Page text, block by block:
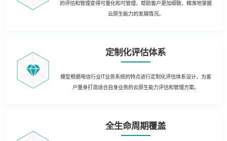
的评估和管理变得可量化和可管理，帮助客户更加细致、精准地掌握
云原生能力的发展情况。
定制化评估体系
模型根据电信行业IT业务系统的特点进行定制化评估体系设计，为客
户量身打造适合自身业务的云原生能力评估和管理方案。
全生命周期覆盖